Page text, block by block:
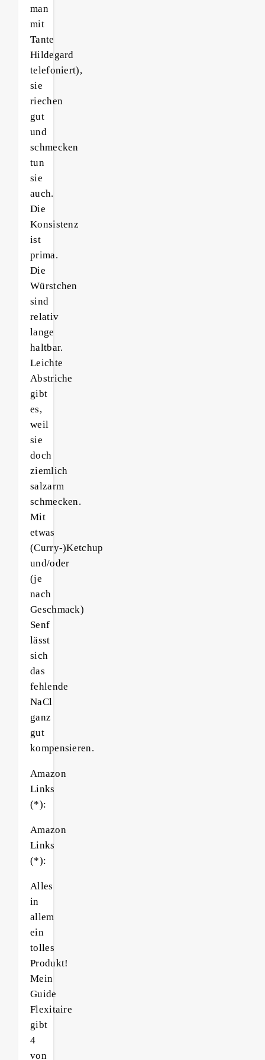
man
mit
Tante
Hildegard
telefoniert),
sie
riechen
gut
und
schmecken
tun
sie
auch.
Die
Konsistenz
ist
prima.
Die
Würstchen
sind
relativ
lange
haltbar.
Leichte
Abstriche
gibt
es,
weil
sie
doch
ziemlich
salzarm
schmecken.
Mit
etwas
(Curry-)Ketchup
und/oder
(je
nach
Geschmack)
Senf
lässt
sich
das
fehlende
NaCl
ganz
gut
kompensieren.
Amazon
Links
(*):
Amazon
Links
(*):
Alles
in
allem
ein
tolles
Produkt!
Mein
Guide
Flexitaire
gibt
4
von